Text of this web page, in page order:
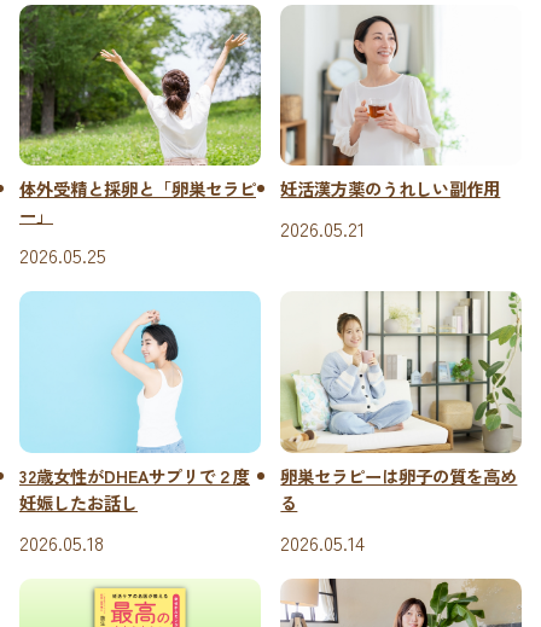
体外受精と採卵と「卵巣セラピ
ー」
2026.05.25
妊活漢方薬のうれしい副作用
2026.05.21
32歳女性がDHEAサプリで２度
妊娠したお話し
2026.05.18
卵巣セラピーは卵子の質を高め
る
2026.05.14